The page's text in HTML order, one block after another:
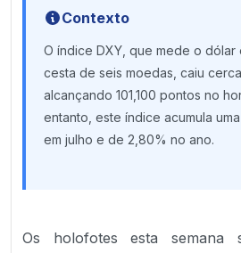
Contexto
O índice DXY, que mede o dólar
cesta de seis moedas, caiu
alcançando 101,100 pontos no
entanto, este índice acumula
em julho e de 2,80% no ano.
Os holofotes esta